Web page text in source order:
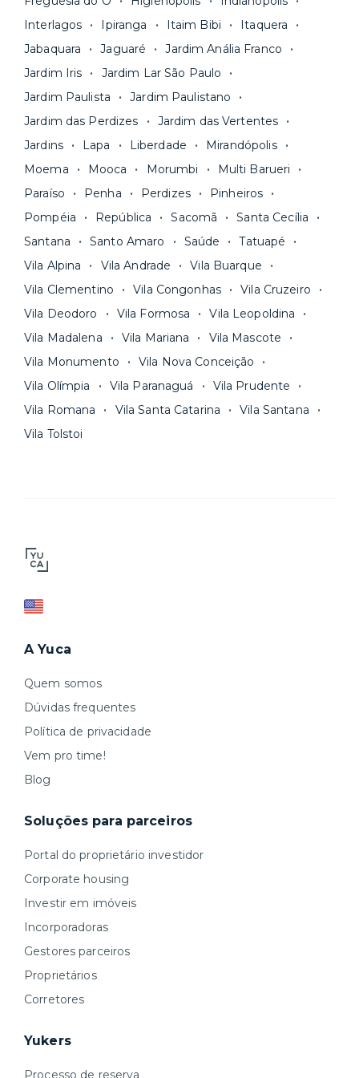
aluguel, em um boleto único. Quer ainda mais
praticidade? Escolha uma unidade com serviços
inclusos e solicite suporte e manutenção para a
nossa equipe via app.
Seja uma mala ou um caminhão de mudança: é
só levar as suas coisas e começar a morar.
A melhor parte é que todo oprocesso de
documentação pelo site da Yuca e assina o
contrato na tela do seu computador ou celular.
Simples, seguro e sem burocracia!
Interlagos
Ipiranga Itaim Bibi
Itaquera
Jabaquara
Jaguaré
Jardim Anália Franco
Jardim Iris
Jardim Lar São Paulo
Jardim Paulista
Jardim Paulistano
Jardim das Perdizes
Jardim das Vertentes
Jardins
Lapa Liberdade
Mirandópolis
Moema
Mooca Morumbi
Multi Barueri
Paraíso
Penha Perdizes
Pinheiros
Pompéia
República Sacomã
Santa Cecília
Santana
Santo Amaro Saúde
Tatuapé
Vila Alpina
Vila Andrade
Vila Buarque
Vila Clementino
Vila Congonhas
Vila Cruzeiro
Vila Deodoro
Vila Formosa
Vila Leopoldina
Vila Madalena
Vila Mariana
Vila Mascote
Vila Monumento
Vila Nova Conceição
Vila Olímpia
Vila Paranaguá
Vila Prudente
Vila Romana
Vila Santa Catarina
Vila Santana
Vila Tolstoi
A Yuca
Quem somos
Dúvidas frequentes
Política de privacidade
Vem pro time!
Blog
Soluções para parceiros
Portal do proprietário investidor
Corporate housing
Investir em imóveis
Incorporadoras
Gestores parceiros
Proprietários
Corretores
Yukers
Processo de reserva